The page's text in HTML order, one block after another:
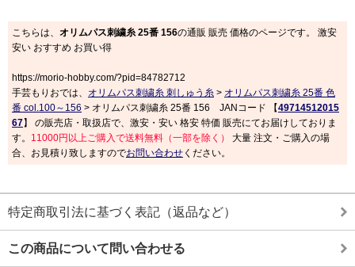
こちらは、 オリムパス刺繍糸 25番 156の通販 販売 価格のページです。 激安
安い おすすめ お買い得
https://morio-hobby.com/?pid=84782712
手芸もりおでは、 オリムパス刺繍糸 刺しゅう糸 > オリムパス刺繍糸 25番 色
番 col.100～156 > オリムパス刺繍糸 25番 156 JANコード 【49714512015
67】 の販売店・取扱店で、激安・安い 格安 特価 販売にてお届けしておりま
す。 11000円以上ご購入で送料無料（一部を除く）
大量 注文・ご購入の場
合、お見積り致しますのでお問い合わせ ください。
特定商取引法に基づく表記（返品など）
この商品について問い合わせる